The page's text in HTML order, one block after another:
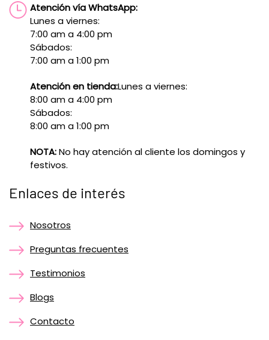
Atención vía WhatsApp:
Lunes a viernes:
7:00 am a 4:00 pm
Sábados:
7:00 am a 1:00 pm
Atención en tienda:Lunes a viernes:
8:00 am a 4:00 pm
Sábados:
8:00 am a 1:00 pm
NOTA:No hay atención al cliente los domingos y
festivos.
Enlaces de interés
Nosotros
Preguntas frecuentes
Testimonios
Blogs
Contacto